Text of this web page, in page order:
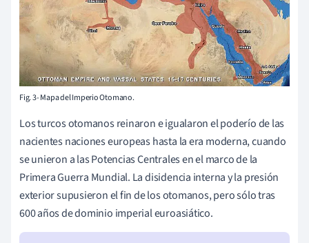
Fig. 3- Mapa del Imperio Otomano.
Los turcos otomanos reinaron e igualaron el poderío de las
nacientes naciones europeas hasta la era moderna, cuando
se unieron a las Potencias Centrales en el marco de la
Primera Guerra Mundial. La disidencia interna y la presión
exterior supusieron el fin de los otomanos, pero sólo tras
600 años de dominio imperial euroasiático.